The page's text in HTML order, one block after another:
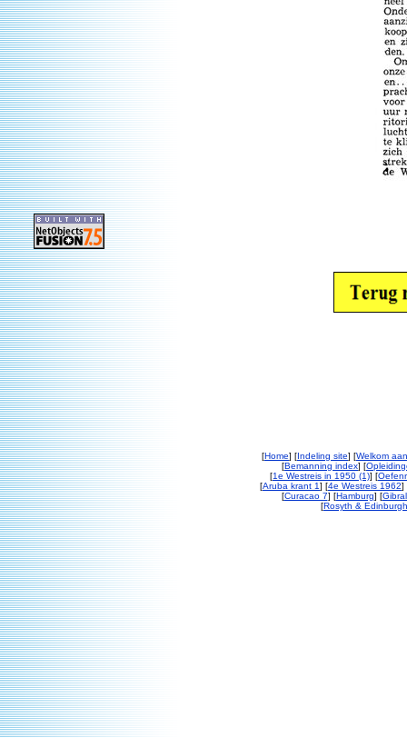
[Home] [Indeling site] [Welkom
[Bemanning index] [
[1e Westreis in 1950 (1)] [
[Aruba krant 1] [4e Westreis 1962]
[Curacao 7] [Hamburg] [
[Rosyth &